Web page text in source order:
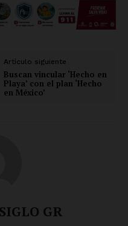
Artículo siguiente
Buscan vincular ‘Hecho en
Playa’ con el plan ‘Hecho
en México’
GR